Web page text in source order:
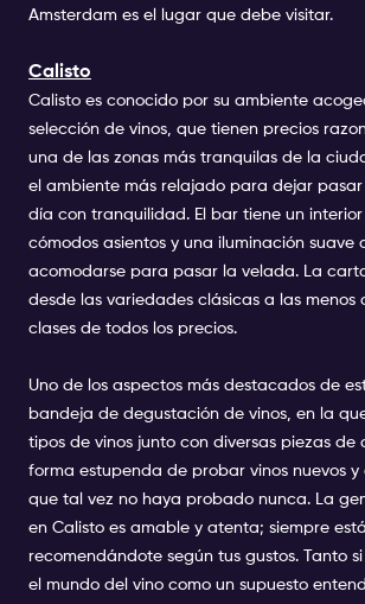
Amsterdam es el lugar que debe visitar.
Calisto
Calisto es conocido por su ambiente
selección de vinos, que tienen precios
una de las zonas más tranquilas de la
el ambiente más relajado para dejar pasar
día con tranquilidad. El bar tiene un
cómodos asientos y una iluminación suave
acomodarse para pasar la velada. La
desde las variedades clásicas a las menos
clases de todos los precios.
Uno de los aspectos más destacados de
bandeja de degustación de vinos, en la
tipos de vinos junto con diversas piezas de
forma estupenda de probar vinos nuevos y
que tal vez no haya probado nunca. La
en Calisto es amable y atenta; siempre
recomendándote según tus gustos. Tanto
el mundo del vino como un supuesto